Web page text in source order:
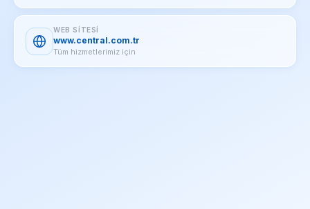
WEB SITESI
www.central.com.tr
Tüm hizmetlerimiz için